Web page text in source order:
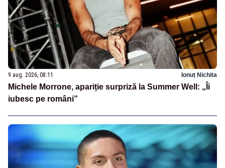
9 aug. 2026, 08:11 Ionuț Nichita
Michele Morrone, apariție surpriză la Summer Well: „Îi
iubesc pe români”